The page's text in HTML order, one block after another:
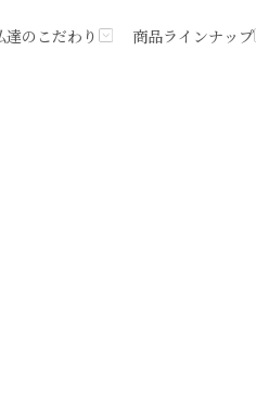
達のこだわり 商品ラインナップ